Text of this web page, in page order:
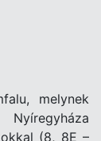
melynek
(8, 8E –